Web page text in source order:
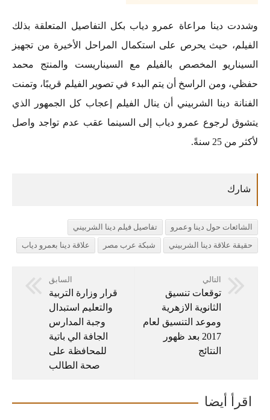
وشددت دينا مراعاة عمرو دياب بكل التفاصيل المتعلقة بذلك
الفيلم، حيث يحرص على استكمال المراحل الأخيرة من تجهيز
السيناريو المخصص بالفيلم مع السيناريست والمنتج محمد
حفظي، ومن الراسخ أن يتم البدء في تصوير الفيلم قريبًا، وتمنت
الفنانة دينا الشربيني أن ينال الفيلم إعجاب كل الجمهور الذي
يتشوق لرجوع عمرو دياب إلى السينما عقب عدم تواجد واصل
لأكثر من 25 سنةً.
الشائعات حول دينا وعمرو
تفاصيل فيلم دينا الشربيني
حقيقة علاقة دينا الشربيني
شبكة عرب مصر علاقة دينا بعمرو دياب
التالي
توقعات تنسيق
الثانوية الازهرية
وموعد التنسيق لعام
2017 بعد ظهور
النتائج
السابق
قرار وزارة التربية
والتعليم استبدال
وجبة المدارس
الجافة الي باتية
للمحافظة على
صحة الطالب
اقرأ أيضا